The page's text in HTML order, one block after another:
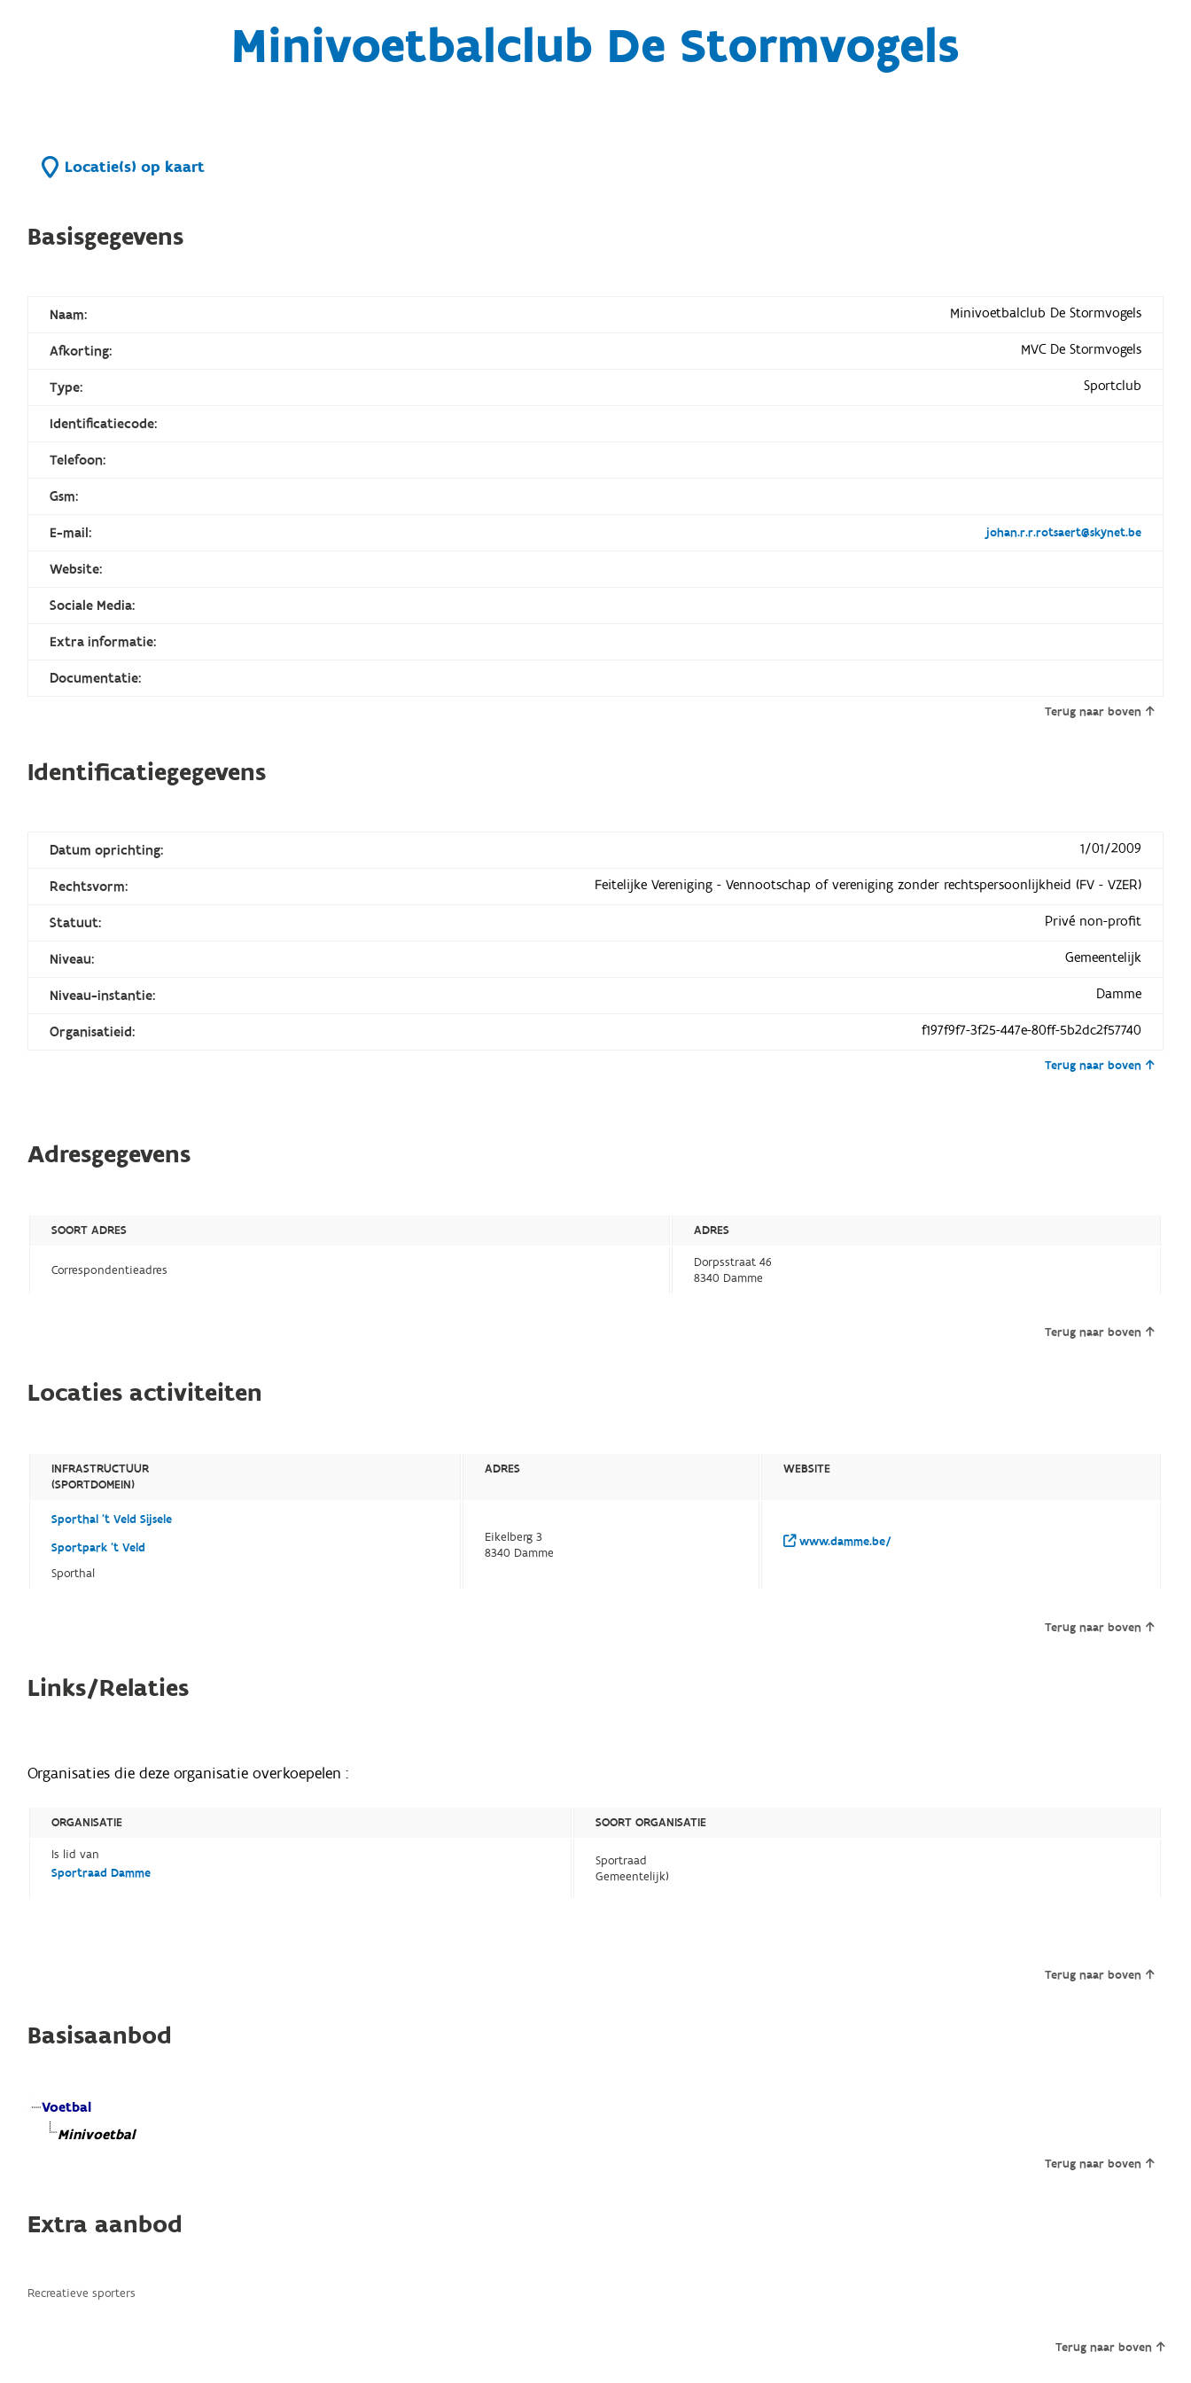
Minivoetbalclub De Stormvogels
Locatie(s) op kaart
Basisgegevens
Naam: Minivoetbalclub De Stormvogels
Afkorting: MVC De Stormvogels
Type: Sportclub
Identificatiecode:
Telefoon:
Gsm:
E-mail: johan.r.r.rotsaert@skynet.be
Website:
Sociale Media:
Extra informatie:
Documentatie:
Terug naar boven
Identificatiegegevens
Datum oprichting: 1/01/2009
Rechtsvorm: Feitelijke Vereniging - Vennootschap of vereniging zonder rechtspersoonlijkheid (FV - VZER)
Statuut: Privé non-profit
Niveau: Gemeentelijk
Niveau-instantie: Damme
Organisatieid: f197f9f7-3f25-447e-80ff-5b2dc2f57740
Terug naar boven
Adresgegevens
SOORT ADRES ADRES
Correspondentieadres
Dorpsstraat 46
8340 Damme
Terug naar boven
Locaties activiteiten
INFRASTRUCTUUR
(SPORTDOMEIN)
ADRES WEBSITE
Sporthal 't Veld Sijsele
Sportpark 't Veld
Sporthal
Eikelberg 3
8340 Damme
www.damme.be/
Terug naar boven
Links/Relaties
Organisaties die deze organisatie overkoepelen :
ORGANISATIE
SOORT ORGANISATIE
Is lid van
Sportraad Damme
Sportraad
Gemeentelijk)
Terug naar boven
Basisaanbod
Voetbal
Minivoetbal
Terug naar boven
Extra aanbod
Recreatieve sporters
Terug naar boven